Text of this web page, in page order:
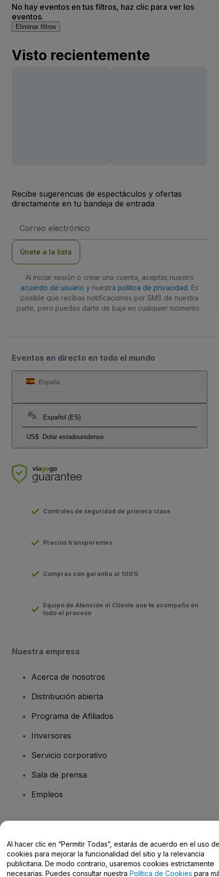
No hay eventos en tus filtros, haz clic para ver los
eventos.
Eliminar filtros
Visto recientemente
Recibe sugerencias de espectáculos y ofertas
directamente en tu bandeja de entrada
de
Únete a la lista
Al iniciar sesión o crear una cuenta, aceptas nuestro
acuerdo de usuario y nuestra política de privacidad. Es
posible que recibas notificaciones por SMS de nuestra
parte, pero puedes darte de baja en cualquier momento.
Eventos en directo en todo el mundo
España
Español (ES)
US$ Dolar estadounidense
Controles de seguridad de primera clase
Precios transparentes
Compras con garantía al 100%
Equipo de Atención al Cliente que te acompaña en
todo el proceso
Nuestra empresa
Acerca de nosotros
Distribución abierta
Programa de Afiliados
Inversores
Servicio corporativo
Sala de prensa
Empleos
Centro de Ayuda / Contacto
Al hacer clic en “Permitir Todas”, estarás de acuerdo en el uso
cookies para mejorar la funcionalidad del sitio y la relevancia
publicitaria. De modo contrario, usaremos cookies estrictamente
necesarias. Puedes consultar nuestra Política de Cookies para